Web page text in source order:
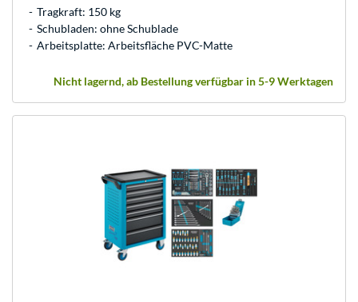
Tragkraft: 150 kg
Schubladen: ohne Schublade
Arbeitsplatte: Arbeitsfläche PVC-Matte
Nicht lagernd, ab Bestellung verfügbar in 5-9 Werktagen